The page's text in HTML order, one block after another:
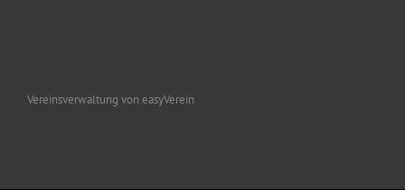
Vereinsverwaltung von easyVerein